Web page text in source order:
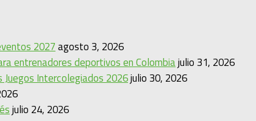
2027agosto 3, 2026
entrenadores deportivos en Colombiajulio 31, 2026
Intercolegiados 2026julio 30, 2026
julio 24, 2026